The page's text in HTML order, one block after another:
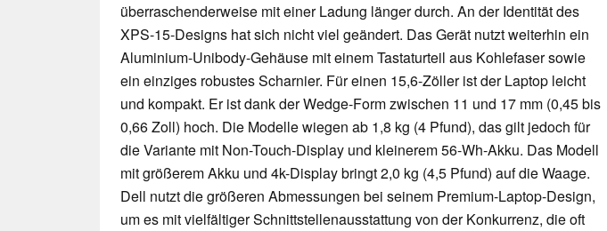
überraschenderweise mit einer Ladung länger durch. An der Identität des
XPS-15-Designs hat sich nicht viel geändert. Das Gerät nutzt weiterhin ein
Aluminium-Unibody-Gehäuse mit einem Tastaturteil aus Kohlefaser sowie
ein einziges robustes Scharnier. Für einen 15,6-Zöller ist der Laptop leicht
und kompakt. Er ist dank der Wedge-Form zwischen 11 und 17 mm (0,45 bis
0,66 Zoll) hoch. Die Modelle wiegen ab 1,8 kg (4 Pfund), das gilt jedoch für
die Variante mit Non-Touch-Display und kleinerem 56-Wh-Akku. Das Modell
mit größerem Akku und 4k-Display bringt 2,0 kg (4,5 Pfund) auf die Waage.
Dell nutzt die größeren Abmessungen bei seinem Premium-Laptop-Design,
um es mit vielfältiger Schnittstellenausstattung von der Konkurrenz, die oft